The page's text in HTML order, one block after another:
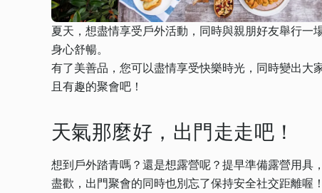
夏天，想盡情享受戶外活動，同時與親朋好友舉行一
身心舒暢。
有了美善品，您可以盡情享受快樂時光，同時變出大
且有趣的聚會吧！
天氣那麼好，出門走走吧！
想到戶外踏青嗎？還是想露營呢？提早準備露營用具
盡歡，出門聚會的同時也別忘了保持安全社交距離喔！